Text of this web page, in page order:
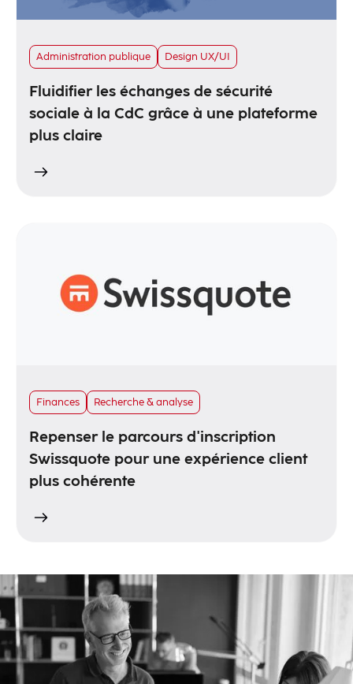
Administration publique Design UX/UI
Fluidifier les échanges de sécurité
sociale à la CdC grâce à une plateforme
plus claire
Finances Recherche & analyse
Repenser le parcours d'inscription
Swissquote pour une expérience client
plus cohérente